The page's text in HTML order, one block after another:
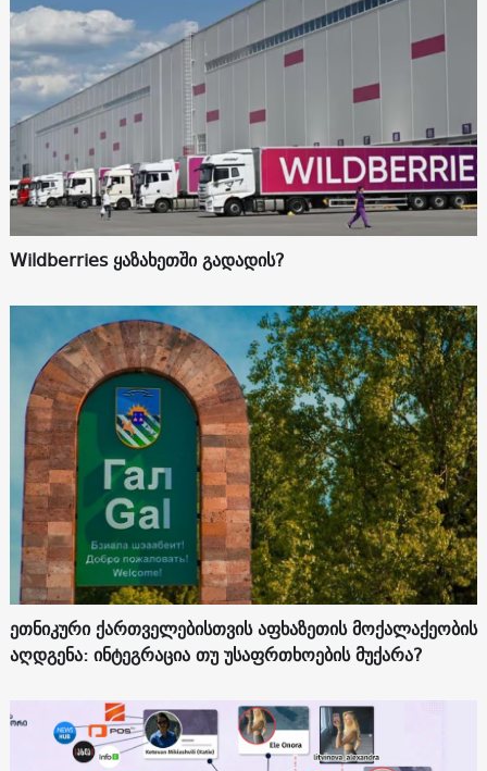
Wildberries ყაზახეთში გადადის?
ეთნიკური ქართველებისთვის აფხაზეთის მოქალაქეობის
აღდგენა: ინტეგრაცია თუ უსაფრთხოების მუქარა?